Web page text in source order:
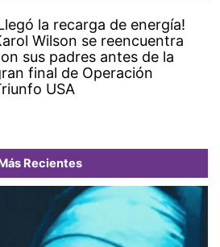
la recarga de energía!
Wilson se reencuentra
sus padres antes de la
final de Operación
USA
Recientes